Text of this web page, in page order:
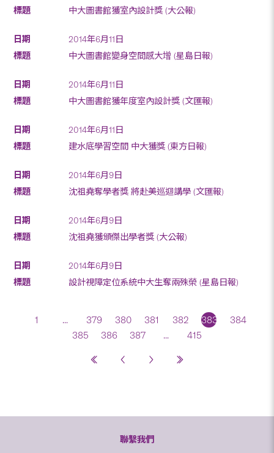
中大圖書館獲室內設計獎 (大公報)
2014年6月11日
中大圖書館變身空間感大增 (星島日報)
2014年6月11日
中大圖書館獲年度室內設計獎 (文匯報)
2014年6月11日
建水底學習空間 中大獲獎 (東方日報)
2014年6月9日
沈祖堯奪學者獎 將赴美巡迴講學 (文匯報)
2014年6月9日
沈祖堯獲頒傑出學者獎 (大公報)
2014年6月9日
設計視障定位系統中大生奪兩殊榮 (星島日報)
1 ... 379 380 381 382 383
384
385
386 387 ... 415
聯繫我們